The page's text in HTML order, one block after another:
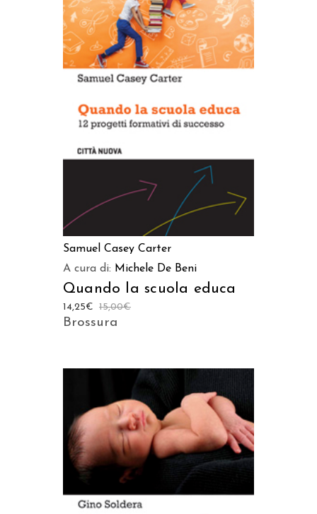
Samuel Casey Carter
A cura di: Michele De Beni
Quando la scuola educa
15,00€
14,25€
Brossura